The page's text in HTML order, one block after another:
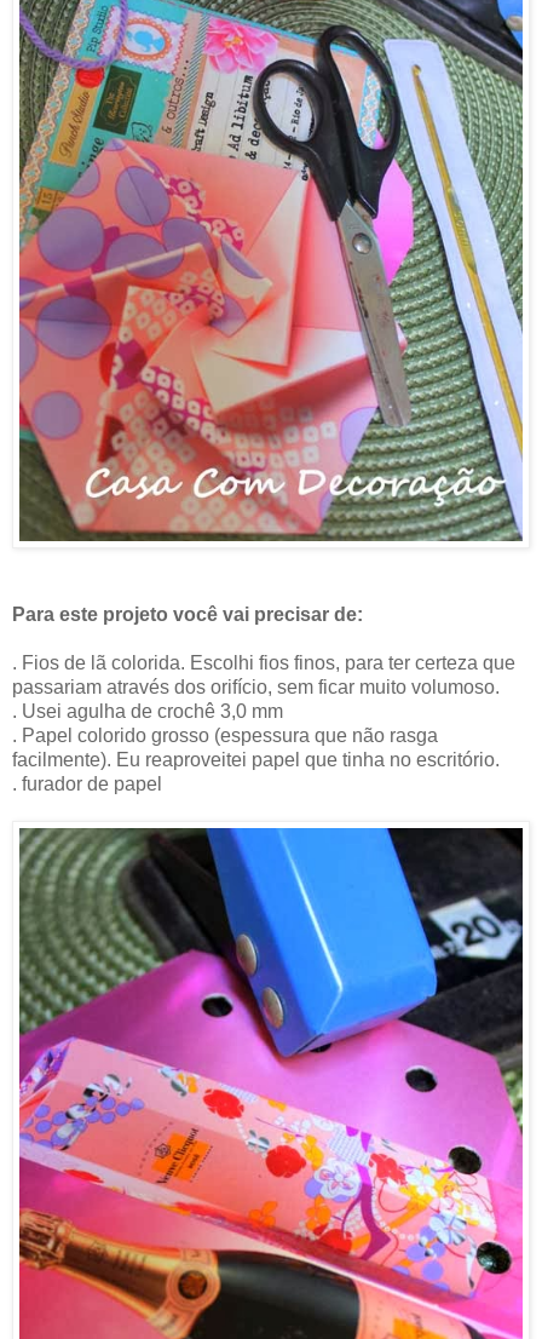
Para este projeto você vai precisar de:
. Fios de lã colorida. Escolhi fios finos, para ter certeza que
passariam através dos orifício, sem ficar muito volumoso.
. Usei agulha de crochê 3,0 mm
. Papel colorido grosso (espessura que não rasga
facilmente). Eu reaproveitei papel que tinha no escritório.
. furador de papel